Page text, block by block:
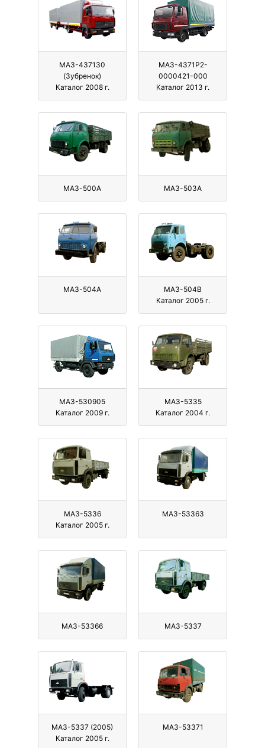
МАЗ-437130
(Зубренок)
Каталог 2008 г.
МАЗ-4371P2-
0000421-000
Каталог 2013 г.
МАЗ-500А МАЗ-503А
МАЗ-504А
МАЗ-504В
Каталог 2005 г.
МАЗ-530905
Каталог 2009 г.
МАЗ-5335
Каталог 2004 г.
МАЗ-5336
Каталог 2005 г.
МАЗ-53363
МАЗ-53366 МАЗ-5337
МАЗ-5337 (2005)
Каталог 2005 г.
МАЗ-53371